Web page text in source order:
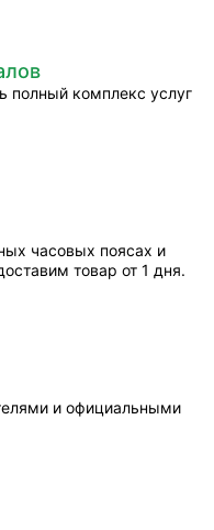
полный комплекс услуг
часовых поясах и
товар от 1 дня.
и официальными